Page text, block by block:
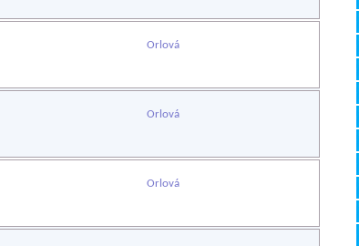
Orlová
Orlová
Orlová